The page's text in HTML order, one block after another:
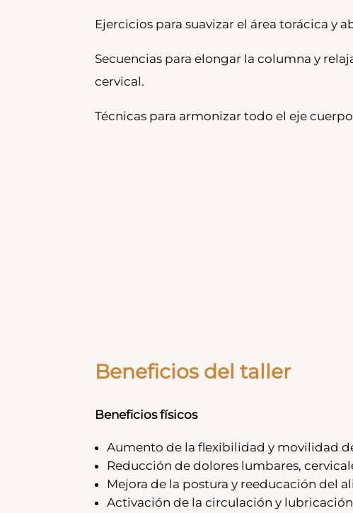
Ejercicios para suavizar el área torácica y
Secuencias para elongar la columna y
cervical.
Técnicas para armonizar todo el eje
Beneficios del taller
Beneficios físicos
Aumento de la flexibilidad y movilidad
Reducción de dolores lumbares,
Mejora de la postura y reeducación del
Activación de la circulación y